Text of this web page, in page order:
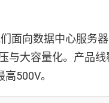
面向数据中心服务
与大容量化。产品线
500V。